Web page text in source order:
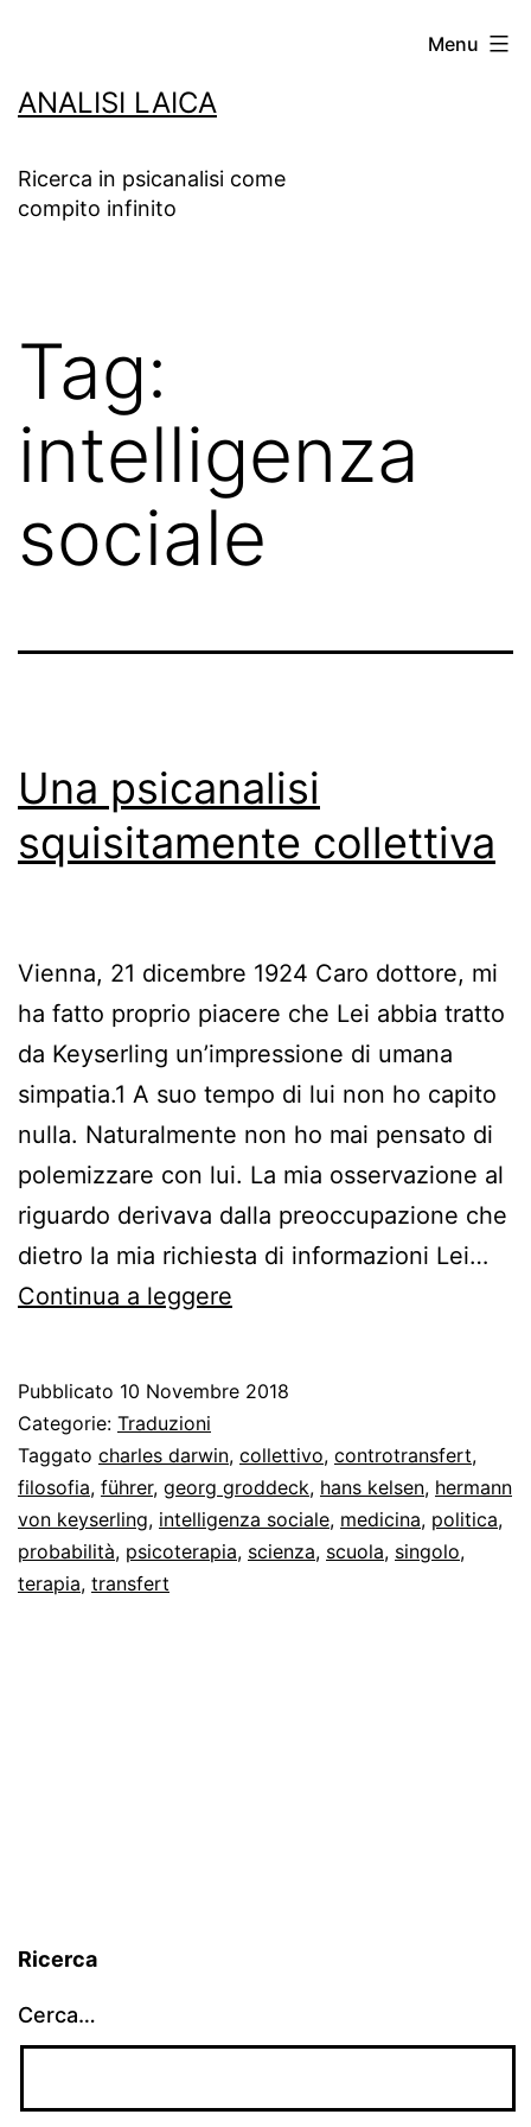
contenuto
ANALISI LAICA
Ricerca in psicanalisi come
compito infinito
Menu
Tag:
intelligenza
sociale
Una psicanalisi
squisitamente collettiva
Vienna, 21 dicembre 1924 Caro dottore, mi
ha fatto proprio piacere che Lei abbia tratto
da Keyserling un’impressione di umana
simpatia.1 A suo tempo di lui non ho capito
nulla. Naturalmente non ho mai pensato di
polemizzare con lui. La mia osservazione al
riguardo derivava dalla preoccupazione che
dietro la mia richiesta di informazioni Lei…
Continua a leggere
Pubblicato 10 Novembre 2018
Categorie: Traduzioni
Taggato charles darwin, collettivo, controtransfert,
filosofia, führer, georg groddeck, hans kelsen, hermann
von keyserling, intelligenza sociale, medicina, politica,
probabilità, psicoterapia, scienza, scuola, singolo,
terapia, transfert
Ricerca
Cerca…